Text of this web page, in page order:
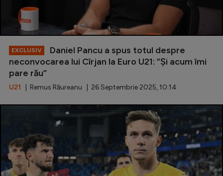
EXCLUSIV
Daniel Pancu a spus totul despre
neconvocarea lui Cîrjan la Euro U21: ”Și acum îmi
pare rău”
U21 | Remus Răureanu | 26 Septembrie 2025, 10:14